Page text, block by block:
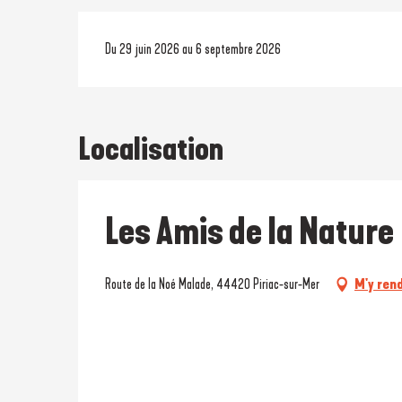
Du 29 juin 2026 au 6 septembre 2026
Localisation
Les Amis de la Nature
Route de la Noé Malade, 44420 Piriac-sur-Mer M'y